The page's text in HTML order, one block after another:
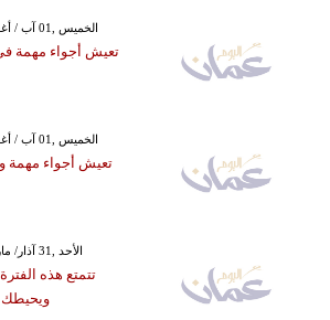
GMT 09:27 2019 الخميس ,01 آب / أغسطس
تعيش أجواء مهمة في
GMT 09:41 2019 الخميس ,01 آب / أغسطس
تعيش أجواء مهمة
GMT 17:26 2019 الأحد ,31 آذار/ مارس
تتمتع هذه
ويحيطك